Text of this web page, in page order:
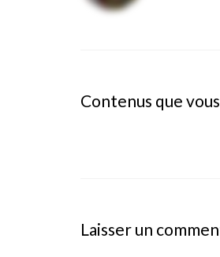
l’article
Contenus que
Laisser un